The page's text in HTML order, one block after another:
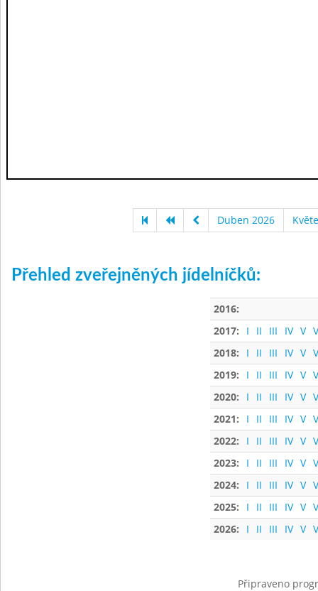
Duben 2026
Přehled zveřejněných jídelníčků:
2016:
2017:
I II III IV V
2018:
I II III IV V
2019:
I II III IV V
2020:
I II III IV V
2021:
I II III IV V
2022:
I II III IV V
2023:
I II III IV V
2024:
I II III IV V
2025:
I II III IV V
2026:
I II III IV V
Připraveno